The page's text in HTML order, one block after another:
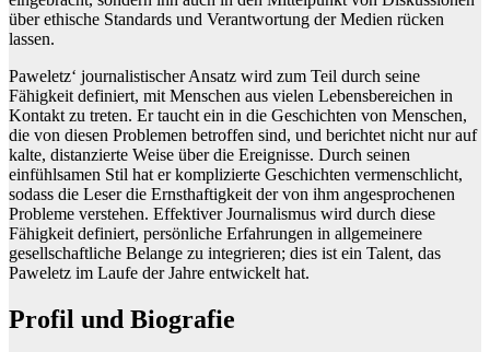
über ethische Standards und Verantwortung der Medien rücken
lassen.
Paweletz‘ journalistischer Ansatz wird zum Teil durch seine
Fähigkeit definiert, mit Menschen aus vielen Lebensbereichen in
Kontakt zu treten. Er taucht ein in die Geschichten von Menschen,
die von diesen Problemen betroffen sind, und berichtet nicht nur auf
kalte, distanzierte Weise über die Ereignisse. Durch seinen
einfühlsamen Stil hat er komplizierte Geschichten vermenschlicht,
sodass die Leser die Ernsthaftigkeit der von ihm angesprochenen
Probleme verstehen. Effektiver Journalismus wird durch diese
Fähigkeit definiert, persönliche Erfahrungen in allgemeinere
gesellschaftliche Belange zu integrieren; dies ist ein Talent, das
Paweletz im Laufe der Jahre entwickelt hat.
Profil und Biografie